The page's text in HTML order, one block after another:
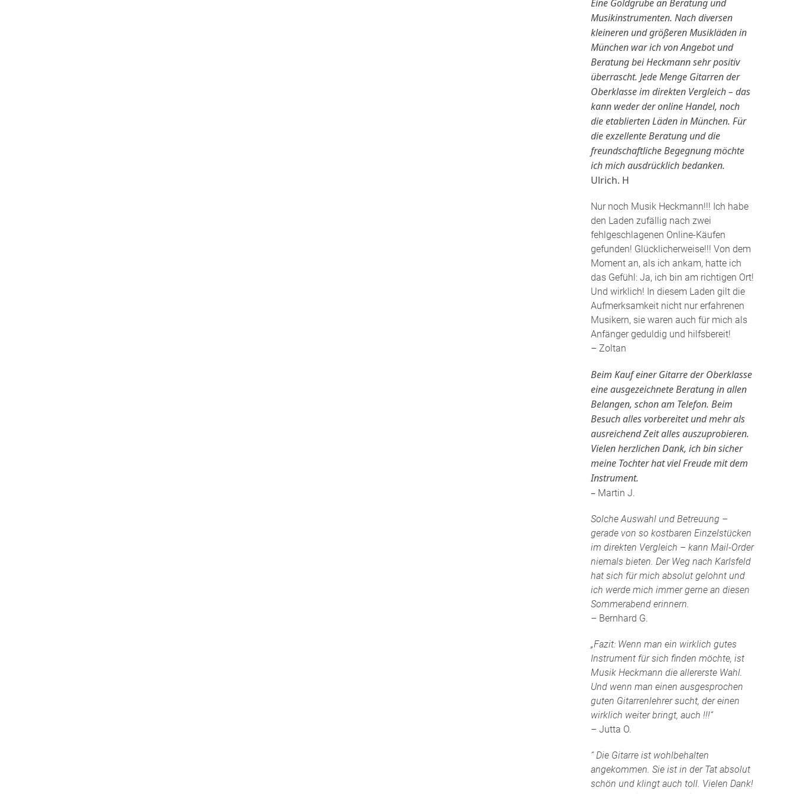
Eine Goldgrube an Beratung und
Musikinstrumenten. Nach diversen
kleineren und größeren Musikläden in
München war ich von Angebot und
Beratung bei Heckmann sehr positiv
überrascht. Jede Menge Gitarren der
Oberklasse im direkten Vergleich – das
kann weder der online Handel, noch
die etablierten Läden in München. Für
die exzellente Beratung und die
freundschaftliche Begegnung möchte
ich mich ausdrücklich bedanken.
Ulrich. H
Nur noch Musik Heckmann!!! Ich habe
den Laden zufällig nach zwei
fehlgeschlagenen Online-Käufen
gefunden! Glücklicherweise!!! Von dem
Moment an, als ich ankam, hatte ich
das Gefühl: Ja, ich bin am richtigen Ort!
Und wirklich! In diesem Laden gilt die
Aufmerksamkeit nicht nur erfahrenen
Musikern, sie waren auch für mich als
Anfänger geduldig und hilfsbereit!
– Zoltan
Beim Kauf einer Gitarre der Oberklasse
eine ausgezeichnete Beratung in allen
Belangen, schon am Telefon. Beim
Besuch alles vorbereitet und mehr als
ausreichend Zeit alles auszuprobieren.
Vielen herzlichen Dank, ich bin sicher
meine Tochter hat viel Freude mit dem
Instrument.
– Martin J.
Solche Auswahl und Betreuung –
gerade von so kostbaren Einzelstücken
im direkten Vergleich – kann Mail-Order
niemals bieten. Der Weg nach Karlsfeld
hat sich für mich absolut gelohnt und
ich werde mich immer gerne an diesen
Sommerabend erinnern.
– Bernhard G.
„Fazit: Wenn man ein wirklich gutes
Instrument für sich finden möchte, ist
Musik Heckmann die allererste Wahl.
Und wenn man einen ausgesprochen
guten Gitarrenlehrer sucht, der einen
wirklich weiter bringt, auch !!!“
– Jutta O.
“ Die Gitarre ist wohlbehalten
angekommen. Sie ist in der Tat absolut
schön und klingt auch toll. Vielen Dank!